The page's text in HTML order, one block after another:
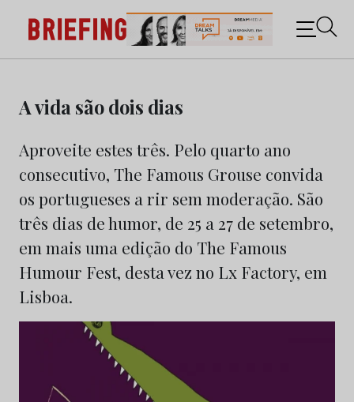
content
Briefing: Todas as notícias sobre os negócios do
Marketing e da Publicidade
A vida são dois dias
Aproveite estes três. Pelo quarto ano
consecutivo, The Famous Grouse convida
os portugueses a rir sem moderação. São
três dias de humor, de 25 a 27 de setembro,
em mais uma edição do The Famous
Humour Fest, desta vez no Lx Factory, em
Lisboa.